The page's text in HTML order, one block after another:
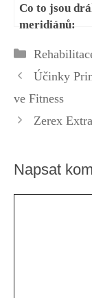
Co to jsou
meridiánů:
význam
Rubriky
Účinky
ve Fitness
Zerex
Napsat